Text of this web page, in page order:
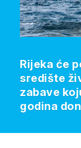
Rijeka će
središte
zabave
godina